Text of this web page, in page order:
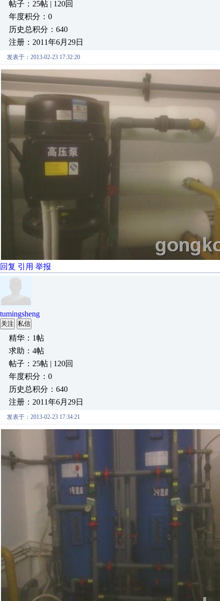
帖子：25帖 | 120回
年度积分：0
历史总积分：640
注册：2011年6月29日
发表于：2013-02-23 17:32:20
回复 引用 举报
tumingsheng
关注 私信
精华：1帖
求助：4帖
帖子：25帖 | 120回
年度积分：0
历史总积分：640
注册：2011年6月29日
发表于：2013-02-23 17:34:21